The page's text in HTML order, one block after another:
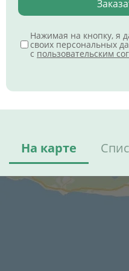
Нажимая на кнопку, я
своих персональных
с пользовательским
На карте